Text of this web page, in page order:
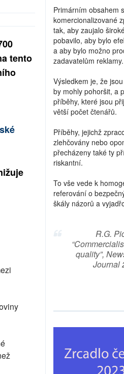
tento
Primárním obsahem
komercionalizované
tak, aby zaujalo
pobavilo, aby bylo
a aby bylo možno
zadavatelům reklamy.
Výsledkem je, že
by mohly pohoršit, a
příběhy, které jsou
větší počet čtenářů.
Příběhy, jejichž
zlehčovány nebo
přecházeny také ty
riskantní.
To vše vede k
referování o
škály názorů a
R.G.
quality”,
Journal